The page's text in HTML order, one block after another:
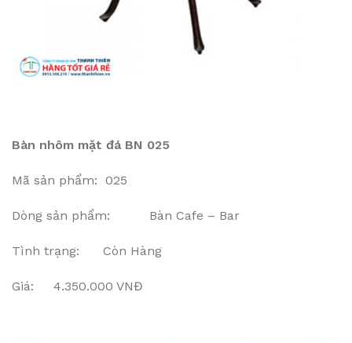
Bàn nhôm mặt đá BN 025
Mã sản phẩm: 025
Dòng sản phẩm: Bàn Cafe – Bar
Tình trạng: Còn Hàng
Giá: 4.350.000 VNĐ